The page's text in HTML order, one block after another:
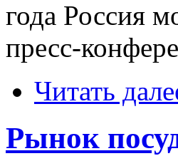
года Россия
пресс-
Читать
Рынок